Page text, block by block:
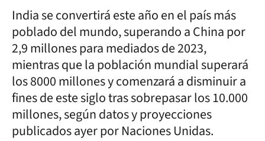
India se convertirá este año en el país más
poblado del mundo, superando a China por
2,9 millones para mediados de 2023,
mientras que la población mundial superará
los 8000 millones y comenzará a disminuir a
fines de este siglo tras sobrepasar los 10.000
millones, según datos y proyecciones
publicados ayer por Naciones Unidas.